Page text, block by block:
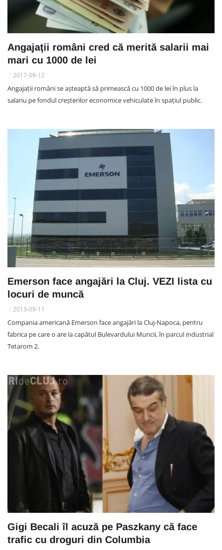
Angajaţii români cred că merită salarii mai
mari cu 1000 de lei
2017-09-12
Angajații români se așteaptă să primească cu 1000 de lei în plus la
salariu pe fondul creșterilor economice vehiculate în spațiul public.
Emerson face angajări la Cluj. VEZI lista cu
locuri de muncă
2013-09-11
Compania americană Emerson face angajări la Cluj-Napoca, pentru
fabrica pe care o are la capătul Bulevardului Muncii, în parcul industrial
Tetarom 2.
Gigi Becali îl acuză pe Paszkany că face
trafic cu droguri din Columbia